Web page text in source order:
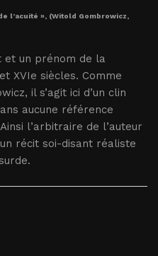
l’acuité », (Witold Gombrowicz,
et un prénom de la
XVIe siècles. Comme
il s’agit ici d’un clin
aucune référence
l’arbitraire de l’auteur
récit soi-disant réaliste